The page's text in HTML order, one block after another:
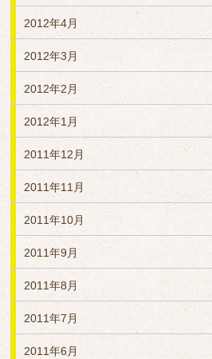
2012年4月
2012年3月
2012年2月
2012年1月
2011年12月
2011年11月
2011年10月
2011年9月
2011年8月
2011年7月
2011年6月